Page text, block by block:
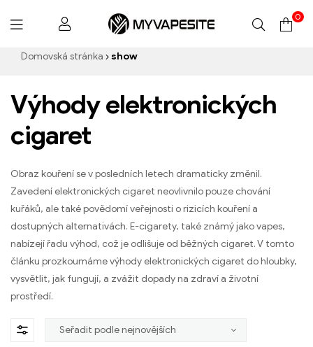
Myvapesite.de
0
Domovská stránka show
Výhody elektronických
cigaret
Obraz kouření se v posledních letech dramaticky změnil.
Zavedení elektronických cigaret neovlivnilo pouze chování
kuřáků, ale také povědomí veřejnosti o rizicích kouření a
dostupných alternativách. E-cigarety, také známý jako vapes,
nabízejí řadu výhod, což je odlišuje od běžných cigaret. V tomto
článku prozkoumáme výhody elektronických cigaret do hloubky,
vysvětlit, jak fungují, a zvážit dopady na zdraví a životní
prostředí.